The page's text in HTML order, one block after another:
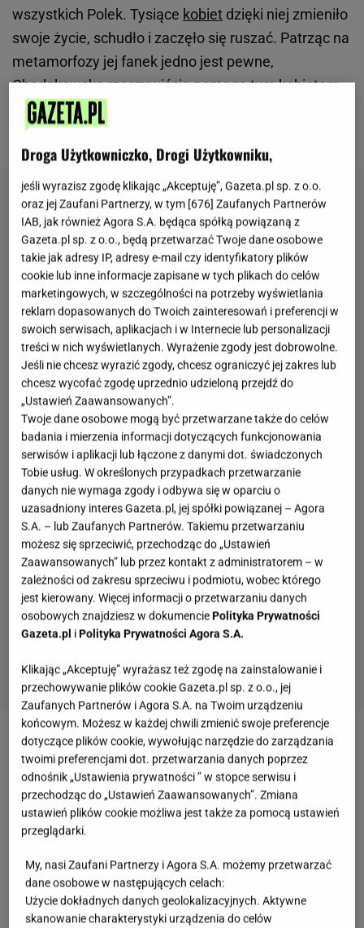
wszystkich Polek. Tysiące kobiet dzięki niej zmieniło
swoje życie, schudło i zaczęło się ruszać. Patrząc na
metamorfozy jej fanek jedno jest pewne,
Chodakowska rzeczywiście pomaga tym kobietom,
dzięki czemu liczba jej fanek na Facebooku czy
Instagramie wciąż rośnie.
Co jakiś czas trenerce jednak za coś się obrywa.
Wszyscy pamiętamy post
Doroty Wellman , o
wypiętych gołychpośladkachna Instagramie, które
jak można było stwierdzić po przeczytaniu tekstu,
nie są oznaką zbyt wielkiej inteligencji. Oczywiście
dziennikarka swojego felietonu nie skierowała
bezpośrednio doEwy Chodakowskiej
postanowiła jej na niego odpowiedzieć używając
Droga Użytkowniczko, Drogi Użytkowniku,
jeśli wyrazisz zgodę klikając „Akceptuję”, Gazeta.pl sp. z o.o.
oraz jej Zaufani Partnerzy, w tym [676] Zaufanych Partnerów
IAB, jak również Agora S.A. będąca spółką powiązaną z
Gazeta.pl sp. z o.o., będą przetwarzać Twoje dane osobowe
takie jak adresy IP, adresy e-mail czy identyfikatory plików
cookie lub inne informacje zapisane w tych plikach do celów
marketingowych, w szczególności na potrzeby wyświetlania
reklam dopasowanych do Twoich zainteresowań i preferencji w
swoich serwisach, aplikacjach i w Internecie lub personalizacji
treści w nich wyświetlanych. Wyrażenie zgody jest dobrowolne.
Jeśli nie chcesz wyrazić zgody, chcesz ograniczyć jej zakres lub
chcesz wycofać zgodę uprzednio udzieloną przejdź do
„Ustawień Zaawansowanych”.
Twoje dane osobowe mogą być przetwarzane także do celów
badania i mierzenia informacji dotyczących funkcjonowania
serwisów i aplikacji lub łączone z danymi dot. świadczonych
Tobie usług. W określonych przypadkach przetwarzanie
danych nie wymaga zgody i odbywa się w oparciu o
uzasadniony interes Gazeta.pl, jej spółki powiązanej – Agora
S.A. – lub Zaufanych Partnerów. Takiemu przetwarzaniu
możesz się sprzeciwić, przechodząc do „Ustawień
Zaawansowanych” lub przez kontakt z administratorem – w
zależności od zakresu sprzeciwu i podmiotu, wobec którego
jest kierowany. Więcej informacji o przetwarzaniu danych
osobowych znajdziesz w dokumencie Polityka Prywatności
Gazeta.pl i Polityka Prywatności Agora S.A.
Klikając „Akceptuję” wyrażasz też zgodę na zainstalowanie i
przechowywanie plików cookie Gazeta.pl sp. z o.o., jej
Zaufanych Partnerów i Agora S.A. na Twoim urządzeniu
końcowym. Możesz w każdej chwili zmienić swoje preferencje
dotyczące plików cookie, wywołując narzędzie do zarządzania
twoimi preferencjami dot. przetwarzania danych poprzez
odnośnik „Ustawienia prywatności ” w stopce serwisu i
przechodząc do „Ustawień Zaawansowanych”. Zmiana
ustawień plików cookie możliwa jest także za pomocą ustawień
przeglądarki.
My, nasi Zaufani Partnerzy i Agora S.A. możemy przetwarzać
dane osobowe w następujących celach:
Użycie dokładnych danych geolokalizacyjnych. Aktywne
skanowanie charakterystyki urządzenia do celów